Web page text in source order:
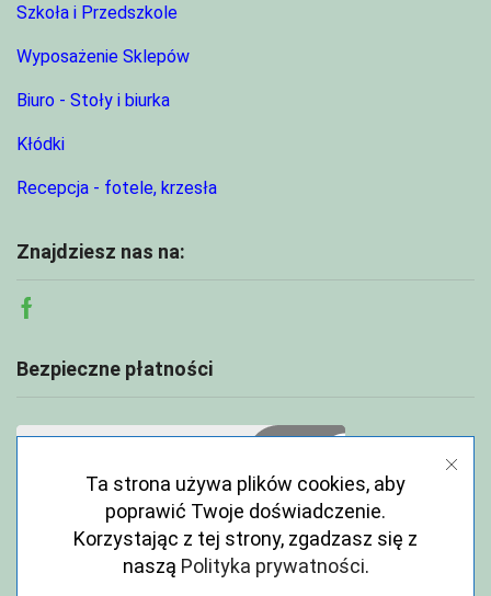
Szkoła i Przedszkole
Wyposażenie Sklepów
Biuro - Stoły i biurka
Kłódki
Recepcja - fotele, krzesła
Znajdziesz nas na:
Facebook
Bezpieczne płatności
Ta strona używa plików cookies, aby
poprawić Twoje doświadczenie.
Korzystając z tej strony, zgadzasz się z
naszą Polityka prywatności.